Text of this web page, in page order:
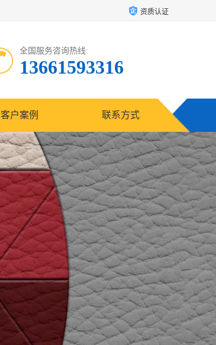
资质认证
全国服务咨询热线:
13661593316
客户案例 联系方式